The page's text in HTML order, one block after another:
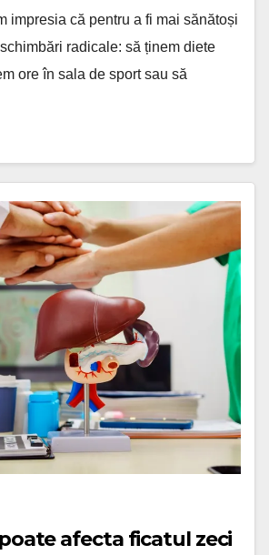
impresia că pentru a fi mai sănătoși
radicale: să ținem diete
ore în sala de sport sau să
afecta ficatul zeci